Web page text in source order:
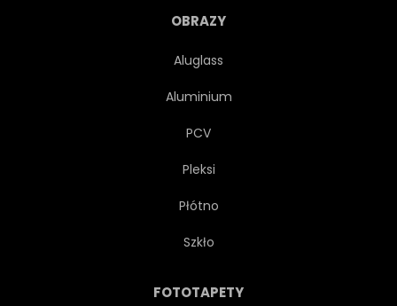
OBRAZY
Aluglass
Aluminium
PCV
Pleksi
Płótno
Szkło
FOTOTAPETY